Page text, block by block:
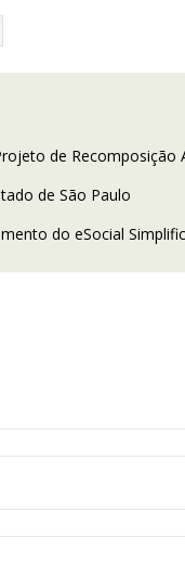
de Recomposição
de São Paulo
do eSocial